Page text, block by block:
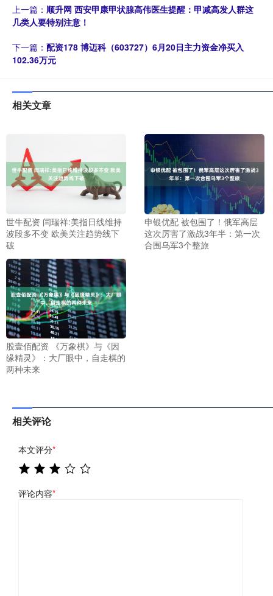
上一篇： 顺升网 西安甲康甲状腺高伟医生提醒：甲减高发人群这
几类人要特别注意！
下一篇： 配资178 博迈科（603727）6月20日主力资金净买入
102.36万元
相关文章
世牛配资 闫瑞祥:美指日线维持
波段多不变 欧美关注趋势线下
破
申银优配 被包围了！俄军高层
这次厉害了激战3年半：第一次
合围乌军3个整旅
股壹佰配资 《万象棋》与《因
缘精灵》：大厂眼中，自走棋的
两种未来
相关评论
本文评分*
评论内容*